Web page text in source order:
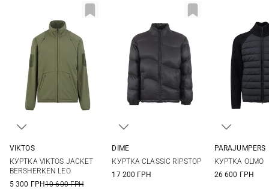
XXL
VIKTOS
КУРТКА VIKTOS JACKET
BERSHERKEN LEO
5 300 ГРН10 600 ГРН
DIME
КУРТКА CLASSIC RIPSTOP
17 200 ГРН
PARAJUMPERS
КУРТКА OLMO
26 600 ГРН